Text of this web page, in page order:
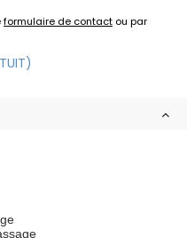
formulaire de contact ou par